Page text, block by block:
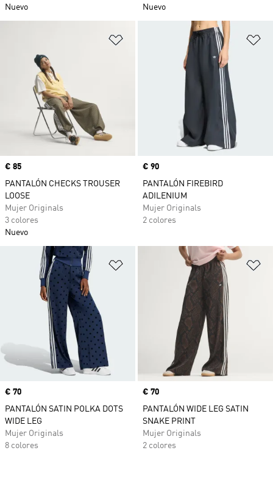
Nuevo
Nuevo
Añadir a la lista de deseos
Precio
€ 85
PANTALÓN CHECKS TROUSER
LOOSE
Mujer Originals
3 colores
Nuevo
Precio
€ 90
PANTALÓN FIREBIRD
ADILENIUM
Mujer Originals
2 colores
Añadir a la lista de deseos
Precio
€ 70
PANTALÓN SATIN POLKA DOTS
WIDE LEG
Mujer Originals
8 colores
Precio
€ 70
PANTALÓN WIDE LEG SATIN
SNAKE PRINT
Mujer Originals
2 colores